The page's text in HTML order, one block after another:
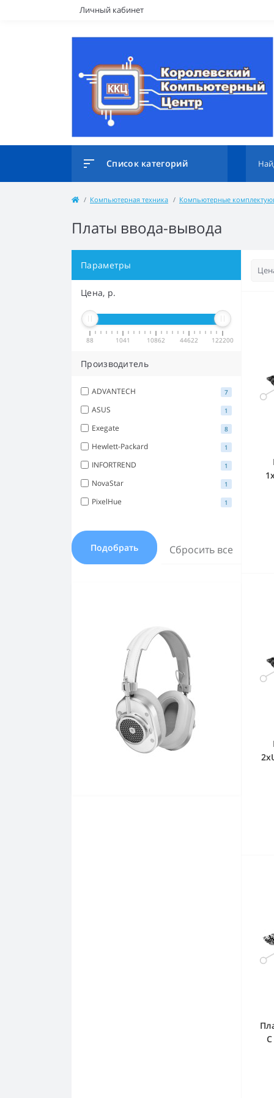
Личный кабинет
Список категорий
Компьютерная техника Компьютерные
Платы ввода-вывода
Параметры
Цена, р.
88 1041 10862 44622 122200
Производитель
ADVANTECH 7
ASUS 1
Exegate 8
Hewlett-Packard 1
INFORTREND 1
NovaStar 1
PixelHue 1
Подобрать Сбросить все